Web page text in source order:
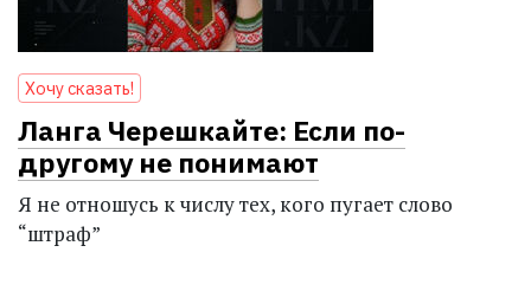
Хочу сказать!
Ланга Черешкайте: Если по-
другому не понимают
Я не отношусь к числу тех, кого пугает слово
“штраф”